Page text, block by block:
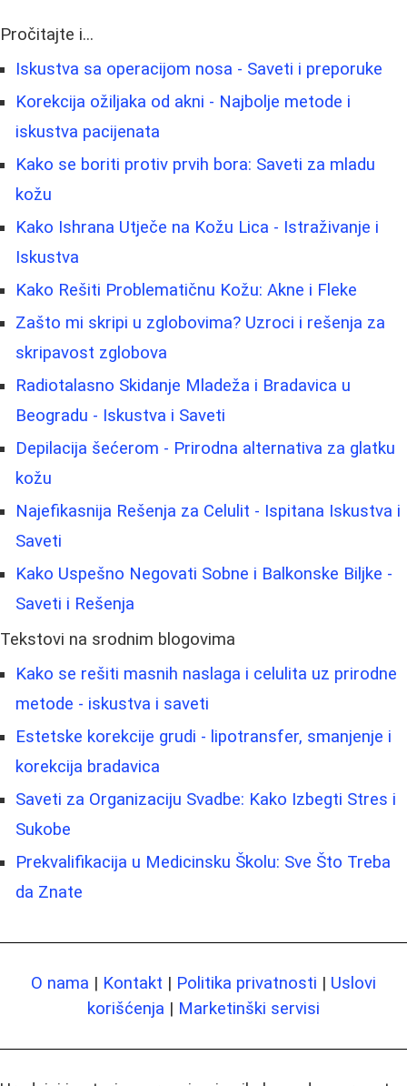
Pročitajte i...
Iskustva sa operacijom nosa - Saveti i preporuke
Korekcija ožiljaka od akni - Najbolje metode i
iskustva pacijenata
Kako se boriti protiv prvih bora: Saveti za mladu
kožu
Kako Ishrana Utječe na Kožu Lica - Istraživanje i
Iskustva
Kako Rešiti Problematičnu Kožu: Akne i Fleke
Zašto mi skripi u zglobovima? Uzroci i rešenja za
skripavost zglobova
Radiotalasno Skidanje Mladeža i Bradavica u
Beogradu - Iskustva i Saveti
Depilacija šećerom - Prirodna alternativa za glatku
kožu
Najefikasnija Rešenja za Celulit - Ispitana Iskustva i
Saveti
Kako Uspešno Negovati Sobne i Balkonske Biljke -
Saveti i Rešenja
Tekstovi na srodnim blogovima
Kako se rešiti masnih naslaga i celulita uz prirodne
metode - iskustva i saveti
Estetske korekcije grudi - lipotransfer, smanjenje i
korekcija bradavica
Saveti za Organizaciju Svadbe: Kako Izbegti Stres i
Sukobe
Prekvalifikacija u Medicinsku Školu: Sve Što Treba
da Znate
O nama | Kontakt | Politika privatnosti | Uslovi
korišćenja | Marketinški servisi